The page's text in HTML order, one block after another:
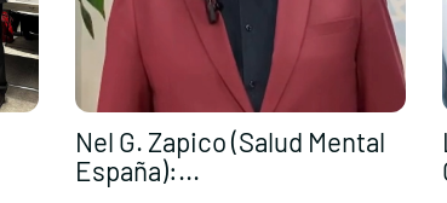
Nel G. Zapico (Salud Mental
España):...